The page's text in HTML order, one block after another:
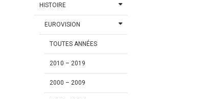
HISTOIRE
EUROVISION
TOUTES ANNÉES
2010 – 2019
2000 – 2009